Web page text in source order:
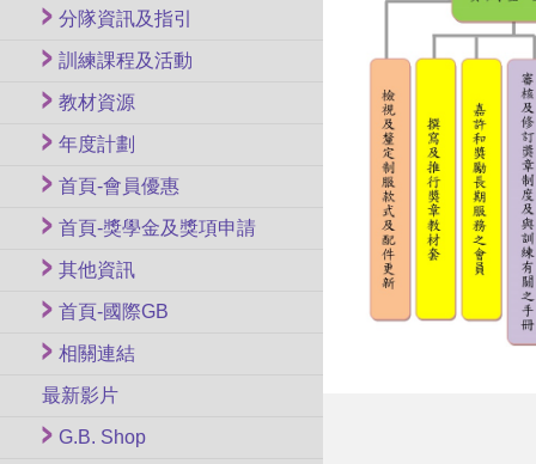
分隊資訊及指引
訓練課程及活動
教材資源
年度計劃
首頁-會員優惠
首頁-獎學金及獎項申請
其他資訊
首頁-國際GB
相關連結
最新影片
G.B. Shop